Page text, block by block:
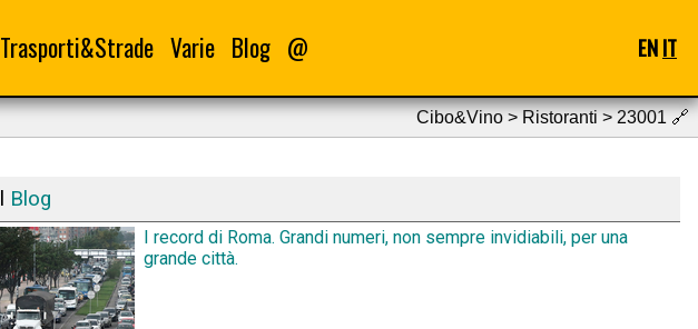
Trasporti&Strade Varie Blog @ ENIT
Cibo&Vino > Ristoranti > 23001 🔗
Blog
I record di Roma. Grandi numeri, non sempre invidiabili, per una
grande città.